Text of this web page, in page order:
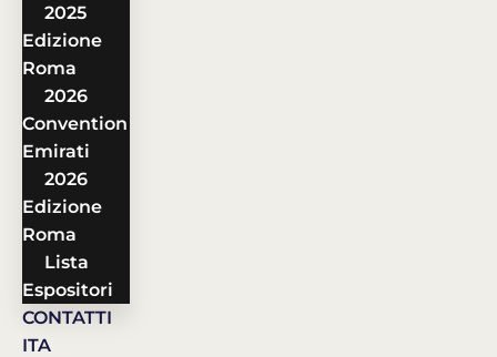
2025
Edizione
Roma
2026
Convention
Emirati
2026
Edizione
Roma
Lista
Espositori
CONTATTI
ITA